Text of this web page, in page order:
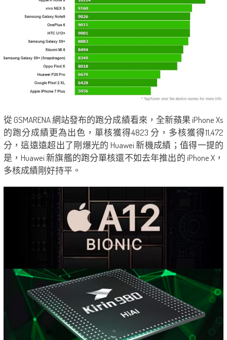
從 GSMARENA 網站發布的跑分成績看來，全新蘋果 iPhone Xs
的跑分成績更為出色，單核獲得4823 分，多核獲得11,472
分，這遠遠超出了剛爆光的 Huawei 新機成績；值得一提的
是，Huawei 新旗艦的跑分單核還不如去年推出的 iPhone X，
多核成績剛好持平。